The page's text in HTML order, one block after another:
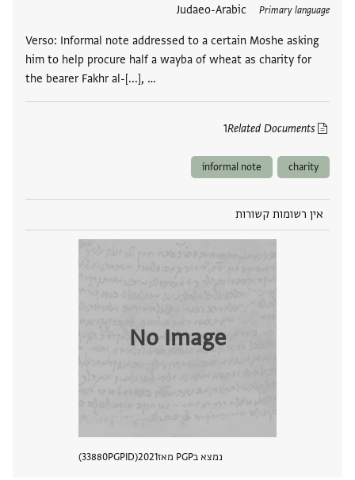
Primary language
Judaeo-Arabic
Verso: Informal note addressed to a certain Moshe asking
him to help procure half a wayba of wheat as charity for
the bearer Fakhr al-[...], …
Related Documents
1
תגים
charity
informal note
אין רשומות קשורות
No Image
נמצא בPGP מאז 2021
PGPID
33880